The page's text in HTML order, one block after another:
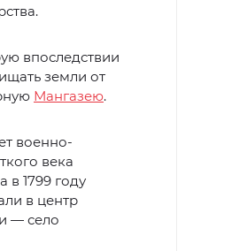
впоследствии
земли от
Мангазею.
военно-
века
в 1799 году
в центр
— село